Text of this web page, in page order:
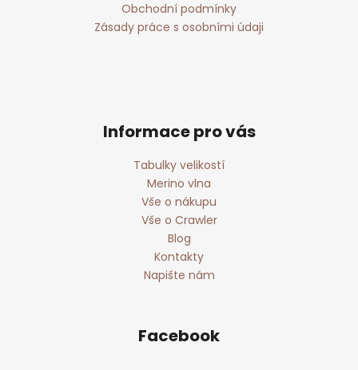
Obchodní podmínky
Zásady práce s osobními údaji
Informace pro vás
Tabulky velikostí
Merino vlna
Vše o nákupu
Vše o Crawler
Blog
Kontakty
Napište nám
Facebook